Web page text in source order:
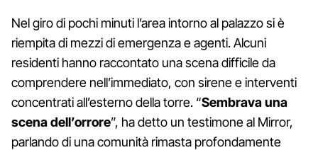
Nel giro di pochi minuti l’area intorno al palazzo si è
riempita di mezzi di emergenza e agenti. Alcuni
residenti hanno raccontato una scena difficile da
comprendere nell’immediato, con sirene e interventi
concentrati all’esterno della torre. “Sembrava una
scena dell’orrore”, ha detto un testimone al Mirror,
parlando di una comunità rimasta profondamente